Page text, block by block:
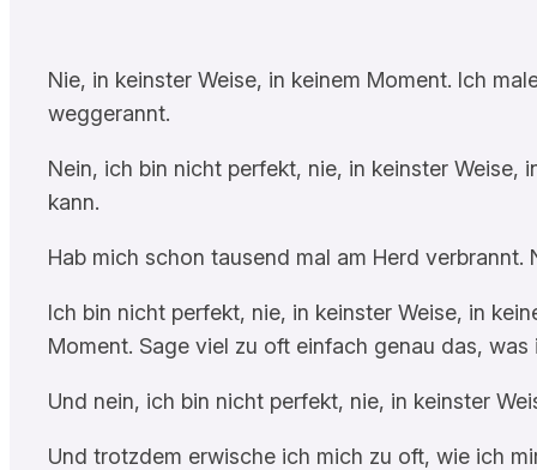
Nie, in keinster Weise, in keinem Moment. Ich
weggerannt.
Nein, ich bin nicht perfekt, nie, in keinster Weise,
kann.
Hab mich schon tausend mal am Herd
Ich bin nicht perfekt, nie, in keinster Weise, in
Moment. Sage viel zu oft einfach genau das,
Und nein, ich bin nicht perfekt, nie, in keinster
Und trotzdem erwische ich mich zu oft, wie ich